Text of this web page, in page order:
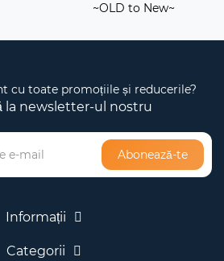
~OLD to New~
cu toate promoțiile și reducerile?
la newsletter-ul nostru
Abonează-te
Informații
Categorii